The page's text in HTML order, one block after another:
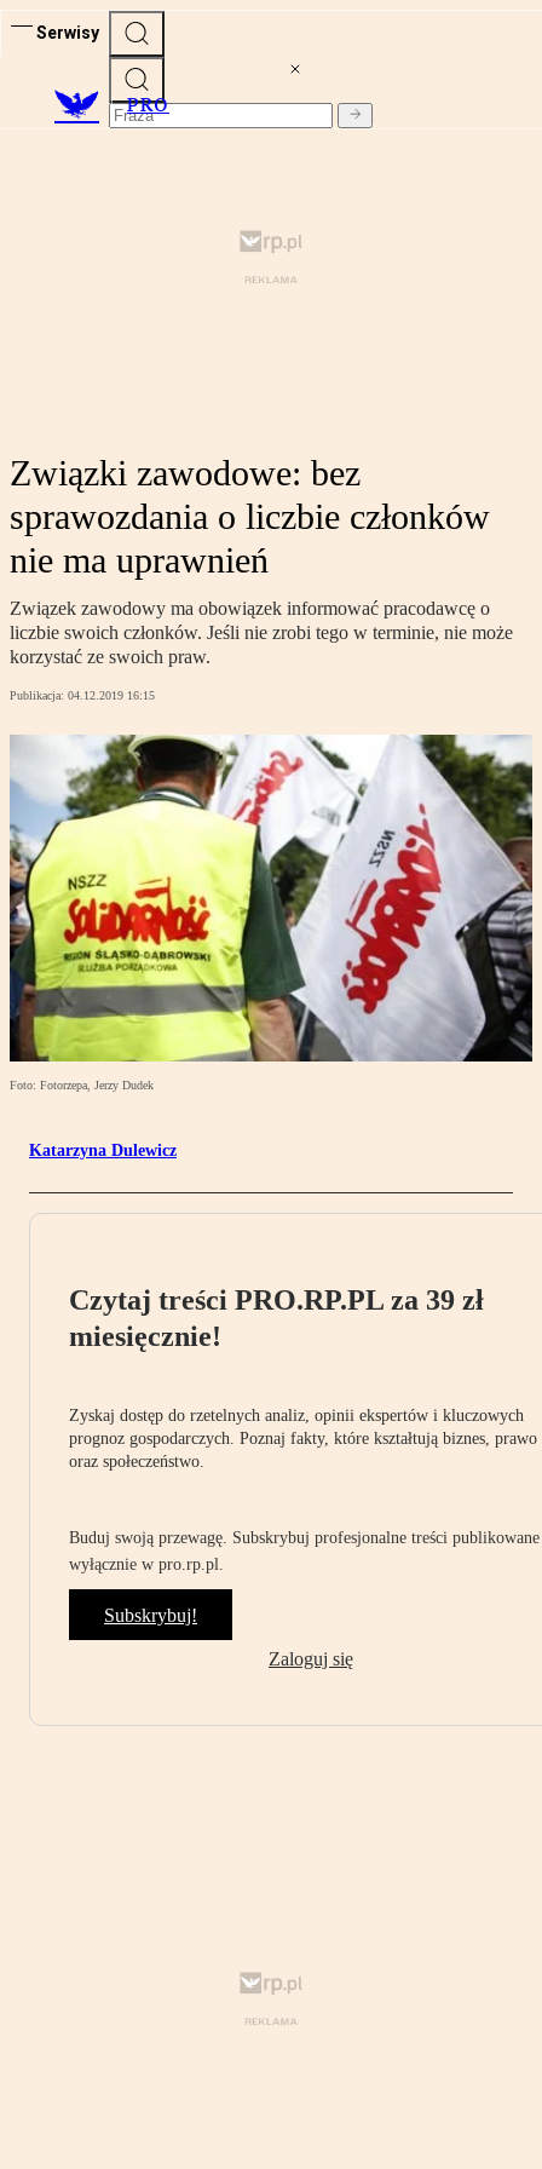
Serwisy
PRO
Związki zawodowe: bez
sprawozdania o liczbie członków
nie ma uprawnień
Związek zawodowy ma obowiązek informować pracodawcę o
liczbie swoich członków. Jeśli nie zrobi tego w terminie, nie może
korzystać ze swoich praw.
Publikacja: 04.12.2019 16:15
Foto: Fotorzepa, Jerzy Dudek
Katarzyna Dulewicz
Czytaj treści PRO.RP.PL za 39 zł
miesięcznie!
Zyskaj dostęp do rzetelnych analiz, opinii ekspertów i kluczowych
prognoz gospodarczych. Poznaj fakty, które kształtują biznes, prawo
oraz społeczeństwo.
Buduj swoją przewagę. Subskrybuj profesjonalne treści publikowane
wyłącznie w pro.rp.pl.
Subskrybuj!
Zaloguj się